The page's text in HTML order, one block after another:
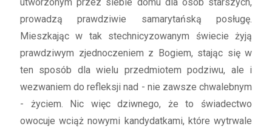
prowadzą prawdziwie samarytańską posługę.
Mieszkając w tak stechnicyzowanym świecie żyją
prawdziwym zjednoczeniem z Bogiem, stając się w
ten sposób dla wielu przedmiotem podziwu, ale i
wezwaniem do refleksji nad - nie zawsze chwalebnym
- życiem. Nic więc dziwnego, że to świadectwo
owocuje wciąż nowymi kandydatkami, które wytrwale